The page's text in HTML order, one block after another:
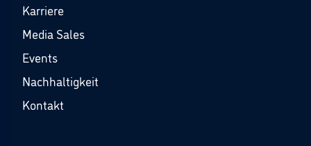
Karriere
Media Sales
Events
Nachhaltigkeit
Kontakt